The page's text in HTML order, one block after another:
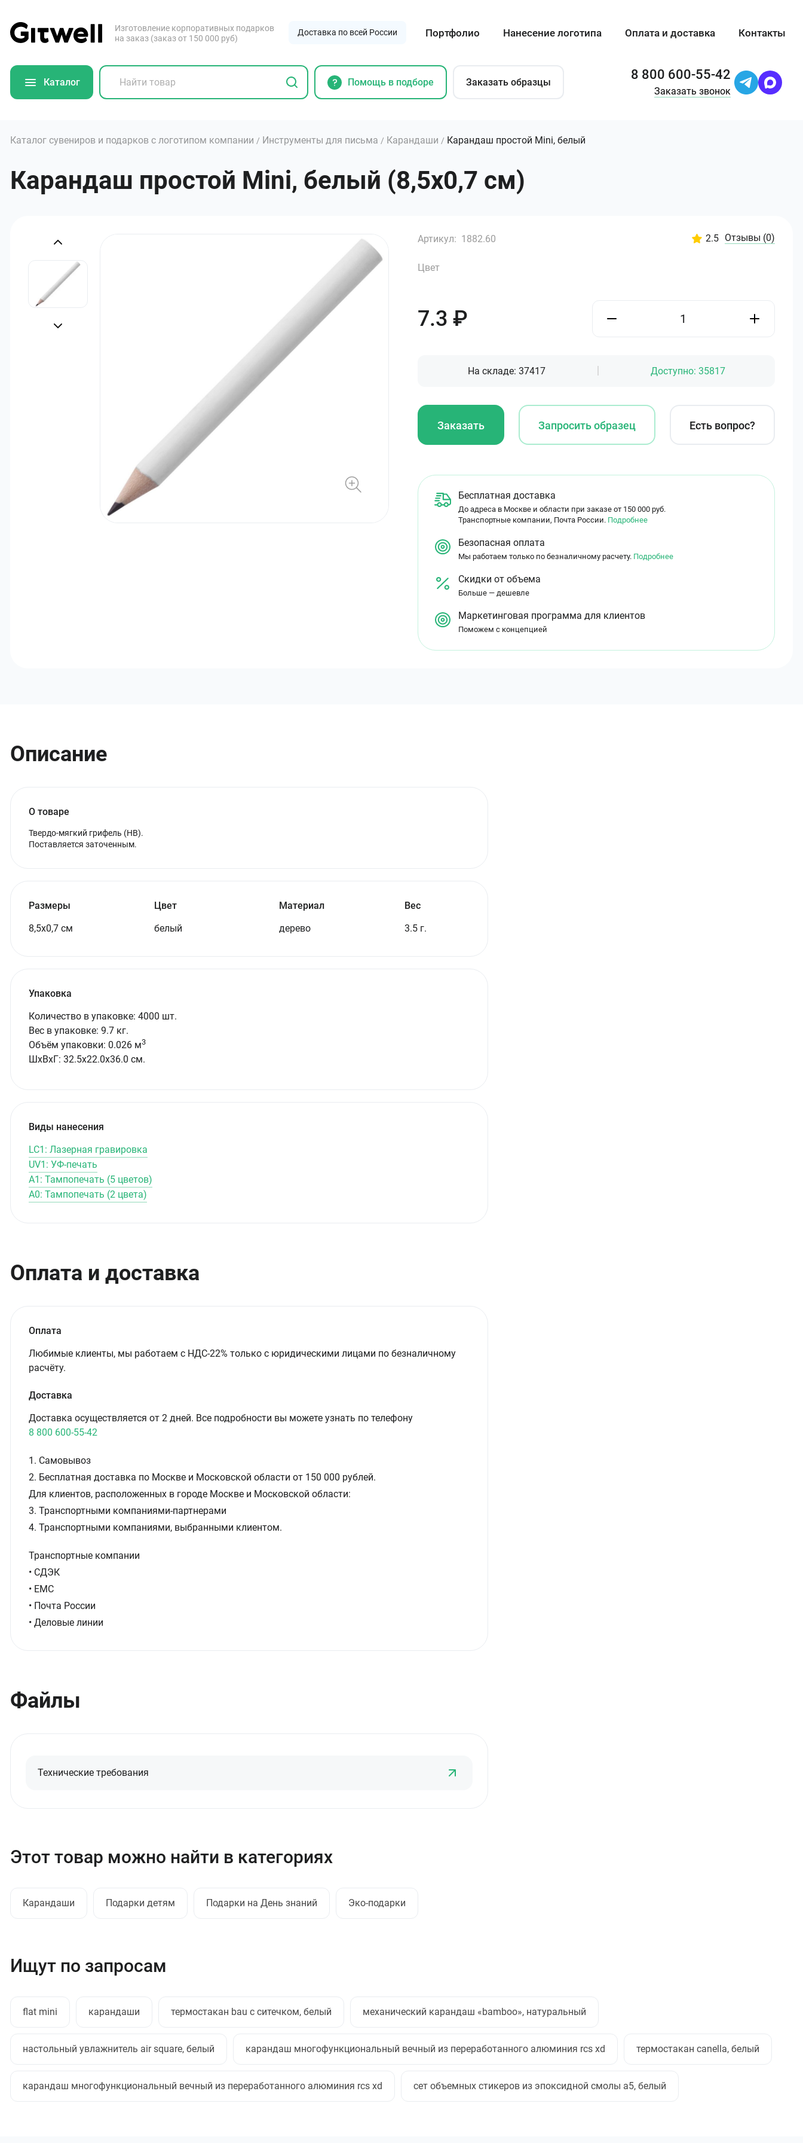
Изготовление корпоративных подарков
на заказ (заказ от 150 000 руб)
Доставка по всей России Портфолио Нанесение логотипа Оплата и доставка Контакты
Каталог Помощь в подборе Заказать образцы 8 800 600-55-42
Заказать звонок
Каталог сувениров и подарков с логотипом компании / Инструменты для письма / Карандаши / Карандаш простой Mini, белый
Карандаш простой Mini, белый (8,5х0,7 см)
Артикул: 1882.60 2.5 Отзывы (0)
Цвет
7.3 ₽
На складе: 37417 Доступно: 35817
Заказать Запросить образец Есть вопрос?
Бесплатная доставка
До адреса в Москве и области при заказе от 150 000 руб.
Транспортные компании, Почта России. Подробнее
Безопасная оплата
Мы работаем только по безналичному расчету. Подробнее
Скидки от объема
Больше — дешевле
Маркетинговая программа для клиентов
Поможем с концепцией
Описание
О товаре
Твердо-мягкий грифель (HB).
Поставляется заточенным.
Размеры
8,5х0,7 см
Цвет
белый
Материал
дерево
Вес
3.5 г.
Упаковка
Количество в упаковке: 4000 шт.
Вес в упаковке: 9.7 кг.
Объём упаковки: 0.026 м3
ШxВxГ: 32.5x22.0x36.0 см.
Виды нанесения
LC1: Лазерная гравировка
UV1: УФ-печать
A1: Тампопечать (5 цветов)
A0: Тампопечать (2 цвета)
Оплата и доставка
Оплата
Любимые клиенты, мы работаем с НДС-22% только с юридическими лицами по безналичному
расчёту.
Доставка
Доставка осуществляется от 2 дней. Все подробности вы можете узнать по телефону
8 800 600-55-42
1. Самовывоз
2. Бесплатная доставка по Москве и Московской области от 150 000 рублей.
Для клиентов, расположенных в городе Москве и Московской области:
3. Транспортными компаниями-партнерами
4. Транспортными компаниями, выбранными клиентом.
Транспортные компании
• СДЭК
• ЕМС
• Почта России
• Деловые линии
Файлы
Технические требования
Этот товар можно найти в категориях
Карандаши Подарки детям Подарки на День знаний Эко-подарки
Ищут по запросам
flat mini карандаши термостакан bau с ситечком, белый механический карандаш «bamboo», натуральный
настольный увлажнитель air square, белый карандаш многофункциональный вечный из переработанного алюминия rcs xd термостакан canella, белый
карандаш многофункциональный вечный из переработанного алюминия rcs xd сет объемных стикеров из эпоксидной смолы а5, белый